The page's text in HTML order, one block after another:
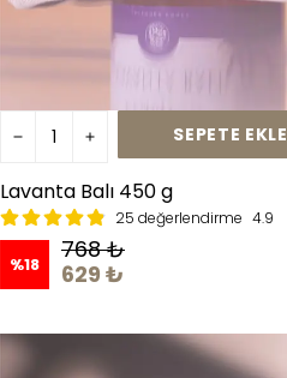
SEPETE EKLE
Lavanta Balı 450 g
25 değerlendirme 4.9
%18
768 ₺
629 ₺